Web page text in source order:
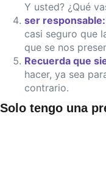
Y usted? ¿Qué
ser responsable:
casi seguro que
que se nos
Recuerda que
hacer, ya sea
contrario.
Solo tengo una